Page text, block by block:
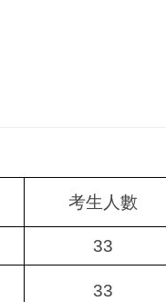
考生人數
33
33